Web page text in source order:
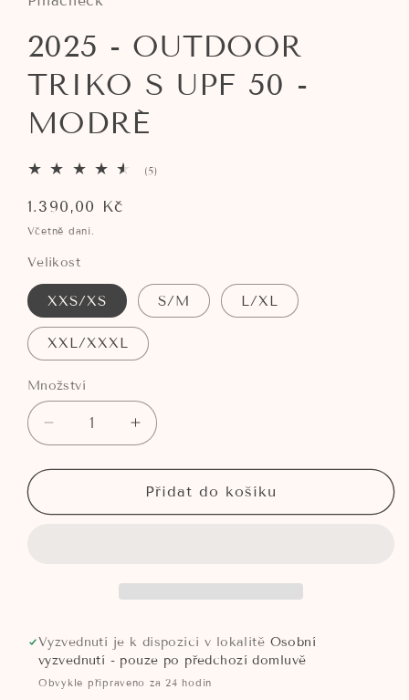
2025 - OUTDOOR
TRIKO S UPF 50 -
MODRÉ
(5)5
Běžná
cena
1.390,00 Kč
Včetně daní.
Velikost
XXS/XS S/M L/XL
XXL/XXXL
Množství
množství
produktu
-
MODRÉ
Zvýšit
množství
produktu
2025
-
MODRÉ
Přidat do košíku
Vyzvednutí je k dispozici v lokalitě Osobní
vyzvednutí - pouze po předchozí domluvě
Obvykle připraveno za 24 hodin